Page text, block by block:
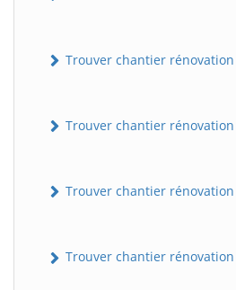
Trouver chantier rénovation
Trouver chantier
Trouver chantier
Trouver chantier